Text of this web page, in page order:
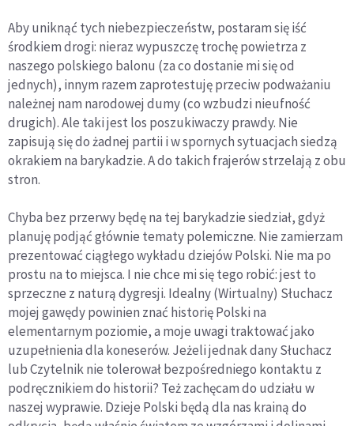
Aby uniknąć tych niebezpieczeństw, postaram się iść
środkiem drogi: nieraz wypuszczę trochę powietrza z
naszego polskiego balonu (za co dostanie mi się od
jednych), innym razem zaprotestuję przeciw podważaniu
należnej nam narodowej dumy (co wzbudzi nieufność
drugich). Ale taki jest los poszukiwaczy prawdy. Nie
zapisują się do żadnej partii i w spornych sytuacjach siedzą
okrakiem na barykadzie. A do takich frajerów strzelają z obu
stron.
Chyba bez przerwy będę na tej barykadzie siedział, gdyż
planuję podjąć głównie tematy polemiczne. Nie zamierzam
prezentować ciągłego wykładu dziejów Polski. Nie ma po
prostu na to miejsca. I nie chce mi się tego robić: jest to
sprzeczne z naturą dygresji. Idealny (Wirtualny) Słuchacz
mojej gawędy powinien znać historię Polski na
elementarnym poziomie, a moje uwagi traktować jako
uzupełnienia dla koneserów. Jeżeli jednak dany Słuchacz
lub Czytelnik nie tolerował bezpośredniego kontaktu z
podręcznikiem do historii? Też zachęcam do udziału w
naszej wyprawie. Dzieje Polski będą dla nas krainą do